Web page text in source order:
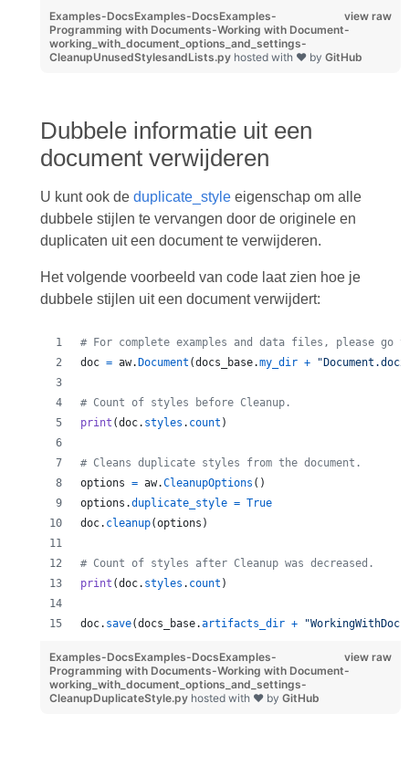
view raw
Examples-DocsExamples-DocsExamples-
Programming with Documents-Working with Document-
working_with_document_options_and_settings-
CleanupUnusedStylesandLists.py hosted with ❤ by GitHub
Dubbele informatie uit een
document verwijderen
U kunt ook de duplicate_styleeigenschap om alle
dubbele stijlen te vervangen door de originele en
duplicaten uit een document te verwijderen.
Het volgende voorbeeld van code laat zien hoe je
dubbele stijlen uit een document verwijdert:
# For complete examples and data files, please go
doc = aw. Document (docs_base.my_dir +
# Count of styles before Cleanup.
print (doc. styles . count )
# Cleans duplicate styles from the document.
options = aw.CleanupOptions ()
options .duplicate_style = True
doc. cleanup(options )
# Count of styles after Cleanup was decreased.
print (doc. styles . count )
doc. save(docs_base.artifacts_dir +
view raw
Examples-DocsExamples-DocsExamples-
Programming with Documents-Working with Document-
working_with_document_options_and_settings-
CleanupDuplicateStyle.py hosted with ❤ by GitHub